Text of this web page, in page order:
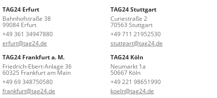
TAG24 Erfurt
Bahnhofstraße 38
99084 Erfurt
+49 361 34947880
erfurt@tag24.de
TAG24 Stuttgart
Curiestraße 2
70563 Stuttgart
+49 711 21952530
stuttgart@tag24.de
TAG24 Frankfurt a. M.
Friedrich-Ebert-Anlage 36
60325 Frankfurt am Main
+49 69 348750580
frankfurt@tag24.de
TAG24 Köln
Neumarkt 1a
50667 Köln
+49 221 98651990
koeln@tag24.de